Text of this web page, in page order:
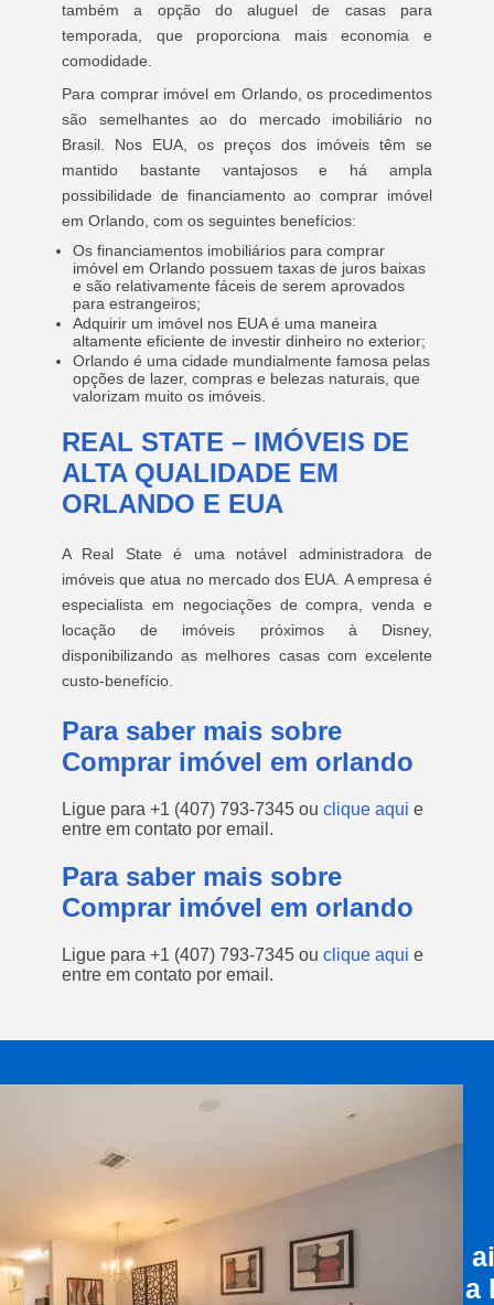
também a opção do aluguel de casas para
temporada, que proporciona mais economia e
comodidade.
Para comprar imóvel em Orlando, os procedimentos
são semelhantes ao do mercado imobiliário no
Brasil. Nos EUA, os preços dos imóveis têm se
mantido bastante vantajosos e há ampla
possibilidade de financiamento ao comprar imóvel
em Orlando, com os seguintes benefícios:
Os financiamentos imobiliários para comprar
imóvel em Orlando possuem taxas de juros baixas
e são relativamente fáceis de serem aprovados
para estrangeiros;
Adquirir um imóvel nos EUA é uma maneira
altamente eficiente de investir dinheiro no exterior;
Orlando é uma cidade mundialmente famosa pelas
opções de lazer, compras e belezas naturais, que
valorizam muito os imóveis.
REAL STATE – IMÓVEIS DE
ALTA QUALIDADE EM
ORLANDO E EUA
A Real State é uma notável administradora de
imóveis que atua no mercado dos EUA. A empresa é
especialista em negociações de compra, venda e
locação de imóveis próximos à Disney,
disponibilizando as melhores casas com excelente
custo-benefício.
Para saber mais sobre
Comprar imóvel em orlando
Ligue para +1 (407) 793-7345 ou clique aqui e
entre em contato por email.
Para saber mais sobre
Comprar imóvel em orlando
Ligue para +1 (407) 793-7345 ou clique aqui e
entre em contato por email.
a